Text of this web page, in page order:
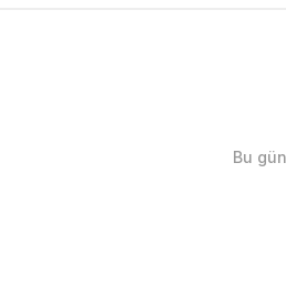
Bu